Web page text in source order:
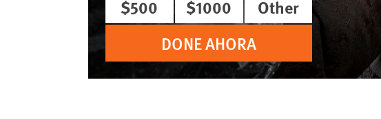
$500
$1000
Other
DONE AHORA